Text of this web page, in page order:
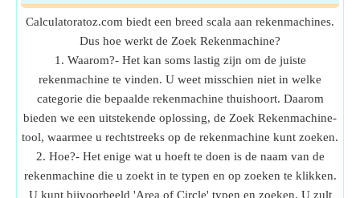
Calculatoratoz.com biedt een breed scala aan rekenmachines.
Dus hoe werkt de Zoek Rekenmachine?
1. Waarom?- Het kan soms lastig zijn om de juiste
rekenmachine te vinden. U weet misschien niet in welke
categorie die bepaalde rekenmachine thuishoort. Daarom
bieden we een uitstekende oplossing, de Zoek Rekenmachine-
tool, waarmee u rechtstreeks op de rekenmachine kunt zoeken.
2. Hoe?- Het enige wat u hoeft te doen is de naam van de
rekenmachine die u zoekt in te typen en op zoeken te klikken.
U kunt bijvoorbeeld 'Area of Circle' typen en zoeken. U zult